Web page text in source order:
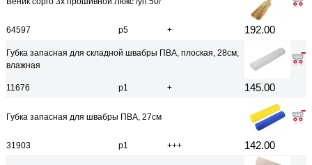
64597 р5 + 192.00
Губка запасная для складной швабры ПВА, плоская, 28см,
влажная
11676 р1 + 145.00
Губка запасная для швабры ПВА, 27см
31903 р1 +++ 142.00